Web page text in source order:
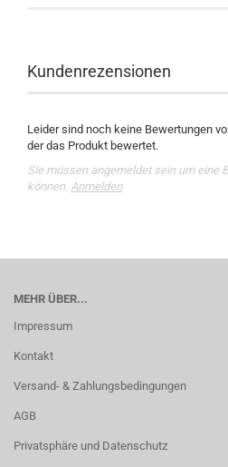
Kundenrezensionen
Leider sind noch keine Bewertungen
der das Produkt bewertet.
Sie müssen angemeldet sein um eine
können. Anmelden
MEHR ÜBER...
Impressum
Kontakt
Versand- & Zahlungsbedingungen
AGB
Privatsphäre und Datenschutz